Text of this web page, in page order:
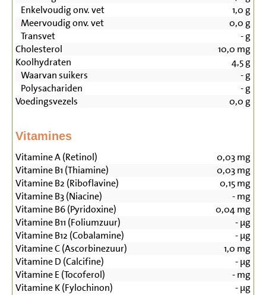
Enkelvoudig onv. vet
1,0 g
Meervoudig onv. vet
0,0 g
Transvet
-g
Cholesterol
10,0 mg
Koolhydraten
4,5g
Waarvan suikers
-g
Polysachariden
-g
Voedingsvezels
0,0 g
Vitamines
Vitamine A (Retinol) 0,03mg
Vitamine B1 (Thiamine)
0,03mg
Vitamine B2 (Riboflavine)
0,15mg
Vitamine B3 (Niacine)
-mg
Vitamine B6 (Pyridoxine)
0,04mg
Vitamine B11 (Foliumzuur)
-µg
Vitamine B12 (Cobalamine)
-µg
Vitamine C (Ascorbinezuur)
1,0 mg
Vitamine D (Calcifine)
-µg
Vitamine E (Tocoferol)
-mg
Vitamine K (Fylochinon)
-µg